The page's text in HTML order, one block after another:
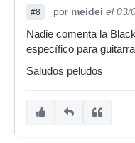
#8 por meidei el 03/
Nadie comenta la
específico para
Saludos peludos